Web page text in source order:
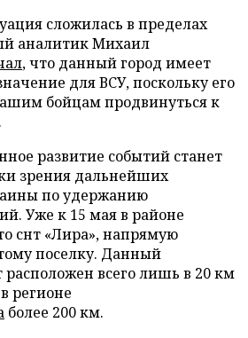
сложилась в пределах
аналитик Михаил
, что данный город имеет
для ВСУ, поскольку его
бойцам продвинуться к
развитие событий станет
зрения дальнейших
по удержанию
Уже к 15 мая в районе
снт «Лира», напрямую
поселку. Данный
всего лишь в 20 км
регионе
более 200 км.